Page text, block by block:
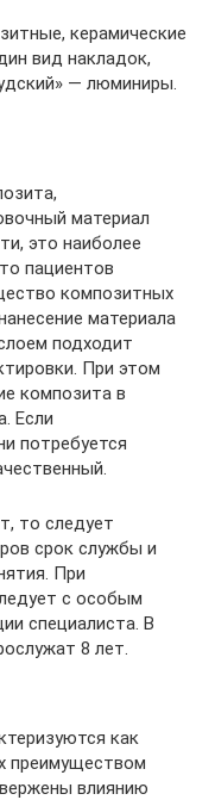
керамические
вид накладок,
— люминиры.
материал
это наиболее
пациентов
композитных
материала
подходит
При этом
композита в
Если
потребуется
то следует
срок службы и
При
с особым
специалиста. В
8 лет.
как
преимуществом
влиянию